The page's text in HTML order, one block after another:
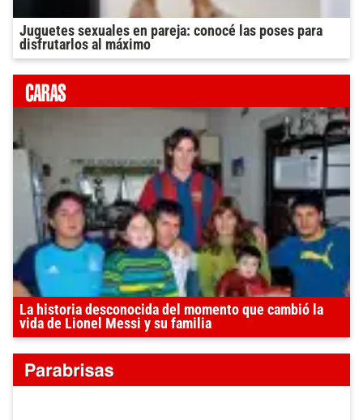
Juguetes sexuales en pareja: conocé las poses para
disfrutarlos al máximo
La historia desconocida del momento que cambió la
vida de Lionel Messi y su familia